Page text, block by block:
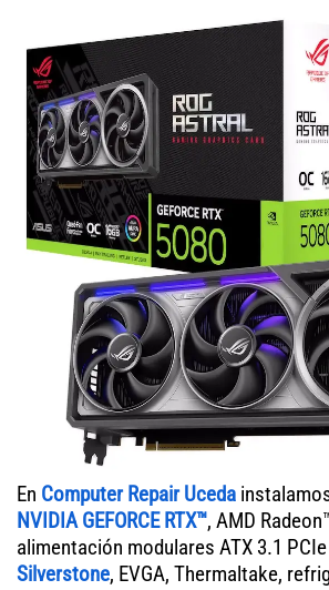
En Computer Repair Uceda
NVIDIA GEFORCE RTX™, AMD
alimentación modulares ATX 3.1
Silverstone, EVGA, Thermaltake,